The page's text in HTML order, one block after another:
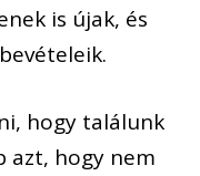
is újak, és
hogy találunk
azt, hogy nem